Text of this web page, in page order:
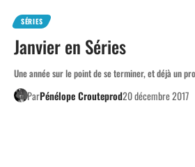
SÉRIES
Janvier en Séries
Une année sur le point de se terminer, et déjà un
ParPénélope Crouteprod20 décembre 2017